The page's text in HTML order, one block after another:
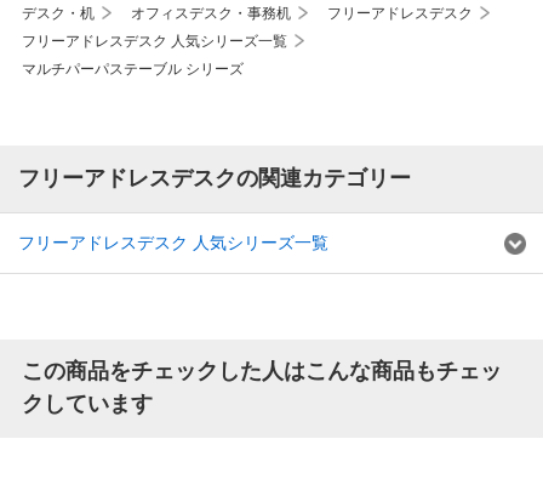
デスク・机 オフィスデスク・事務机
フリーアドレスデスク
フリーアドレスデスク 人気シリーズ一覧
マルチパーパステーブル シリーズ
フリーアドレスデスクの関連カテゴリー
フリーアドレスデスク 人気シリーズ一覧
この商品をチェックした人はこんな商品もチェッ
クしています